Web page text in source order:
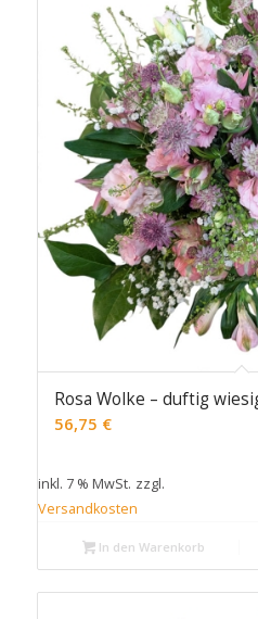
Rosa Wolke – duftig
56,75 €
inkl. 7 % MwSt. zzgl.
Versandkosten
In den Warenkorb